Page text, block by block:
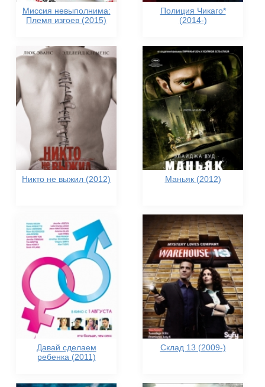
Миссия невыполнима:
Племя изгоев (2015)
Полиция Чикаго*
(2014-)
Никто не выжил (2012) Маньяк (2012)
Давай сделаем
ребенка (2011)
Склад 13 (2009-)